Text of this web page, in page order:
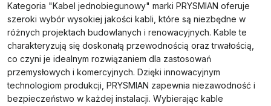
Kategoria "Kabel jednobiegunowy" marki PRYSMIAN oferuje
szeroki wybór wysokiej jakości kabli, które są niezbędne w
różnych projektach budowlanych i renowacyjnych. Kable te
charakteryzują się doskonałą przewodnością oraz trwałością,
co czyni je idealnym rozwiązaniem dla zastosowań
przemysłowych i komercyjnych. Dzięki innowacyjnym
technologiom produkcji, PRYSMIAN zapewnia niezawodność i
bezpieczeństwo w każdej instalacji. Wybierając kable